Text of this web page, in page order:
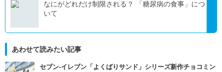
なにがどれだけ制限される？ 「糖尿病の食事」につ
いて
あわせて読みたい記事
セブン‐イレブン「よくばりサンド」シリーズ新作チョコミン